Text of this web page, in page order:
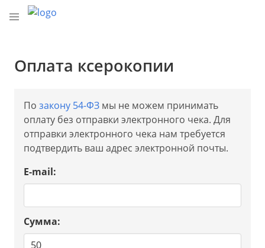
Оплата ксерокопии
По закону 54-ФЗ мы не можем принимать
оплату без отправки электронного чека. Для
отправки электронного чека нам требуется
подтвердить ваш адрес электронной почты.
E-mail:
Сумма: